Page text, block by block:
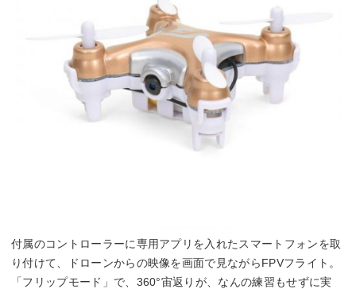
付属のコントローラーに専用アプリを入れたスマートフォンを取
り付けて、ドローンからの映像を画面で見ながらFPVフライト。
「フリップモード」で、360°宙返りが、なんの練習もせずに実